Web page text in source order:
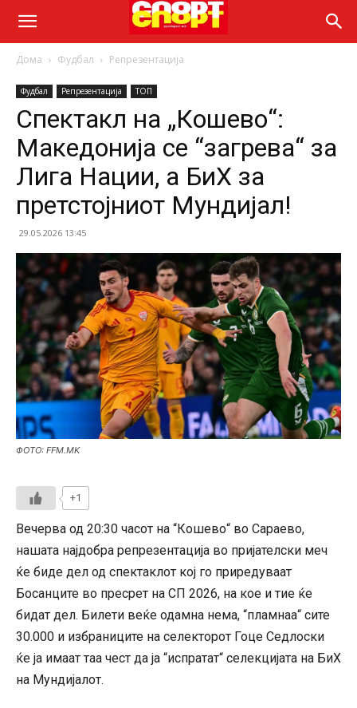
Дома Фудбал Репрезентација
Фудбал Репрезентација ТОП
Спектакл на „Кошево“:
Македонија се “загрева“ за
Лига Нации, а БиХ за
претстојниот Мундијал!
29.05.2026 13:45
ФОТО: FFM.MK
+1
Вечерва од 20:30 часот на “Кошево“ во Сараево,
нашата најдобра репрезентација во пријателски меч
ќе биде дел од спектаклот кој го приредуваат
Босанците во пресрет на СП 2026, на кое и тие ќе
бидат дел. Билети веќе одамна нема, “пламнаа“ сите
30.000 и избраниците на селекторот Гоце Седлоски
ќе ја имаат таа чест да ја “испратат“ селекцијата на БиХ
на Мундијалот.